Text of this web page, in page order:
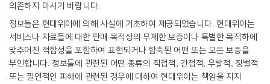
의존하지 마시기 바랍니다.
정보들은 현대위아에 의해 사실에 기초하여 제공되었습니다. 현대위아는
서비스나 자료들에 대한 판매 목적상의 무제한 보증이나 특별한 목적하에
맞추어진 적합성을 포함하여 표현되거나 함축된 어떤 또는 모든 보증을
부인합니다. 정보들에 관련된 어떤 종류의 직접적, 간접적, 우발적, 징벌적
또는 필연적인 피해에 관련된 경우에 대하여 현대위아는 책임을 지지